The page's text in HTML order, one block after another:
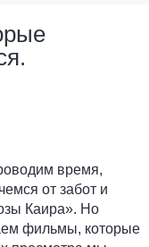
время,
от забот и
Каира». Но
фильмы, которые